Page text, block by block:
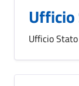
Ufficio
Ufficio